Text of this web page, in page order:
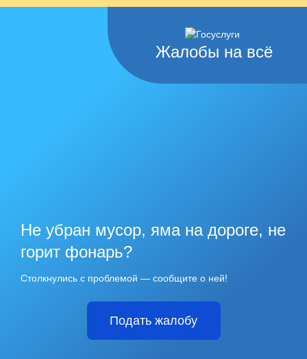
Жалобы на всё
Не убран мусор, яма на дороге, не
горит фонарь?
Столкнулись с проблемой — сообщите о ней!
Подать жалобу